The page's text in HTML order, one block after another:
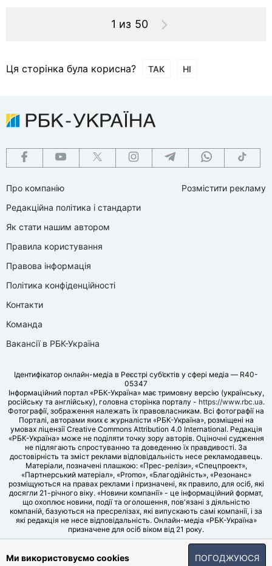
1 из 50
Ця сторінка була корисна? ТАК НІ
Про компанію
Редакційна політика і стандарти
Як стати нашим автором
Правила користування
Правова інформація
Політика конфіденційності
Контакти
Команда
Вакансії в РБК-Україна
Розмістити рекламу
Ідентифікатор онлайн-медіа в Реєстрі суб’єктів у сфері медіа — R40-
05347
Інформаційний портал «РБК-Україна» має тримовну версію (українську,
російську та англійську), головна сторінка порталу - https://www.rbc.ua.
Фотографії, зображення належать їх правовласникам. Всі фотографії на
Порталі, авторами яких є журналісти «РБК-Україна», розміщені на
умовах ліцензії Creative Commons Attribution 4.0 International. Редакція
«РБК-Україна» може не поділяти точку зору авторів. Оціночні судження
не підлягають спростуванню та доведенню їх правдивості. За
достовірність та зміст реклами відповідальність несе рекламодавець.
Матеріали, позначені плашкою: «Прес-релізи», «Спецпроект»,
«Партнерський матеріал», «Promo», «Благодійність», «Резонанс»
розміщуються на правах реклами і призначені, як правило, для осіб, які
досягли 21-річного віку. «Новини компанії» - це інформаційний формат,
що охоплює новини, події та оголошення, пов'язані з діяльністю
компаній, базуються на пресрелізах, які випускають самі компанії, і за
які редакція не несе відповідальність. Онлайн-медіа «РБК-Україна»
призначене для осіб віком від 21 року.
© LLC «UBT MEDIA», 2006-2026.
Ми використовуємо cookies ПОГОДЖУЮСЯ